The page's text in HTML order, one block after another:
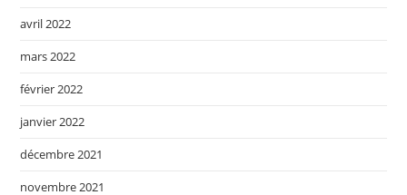
avril 2022
mars 2022
février 2022
janvier 2022
décembre 2021
novembre 2021